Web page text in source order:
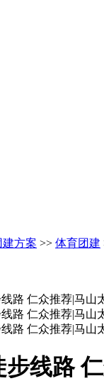
建方案 >> 体育团建
线路